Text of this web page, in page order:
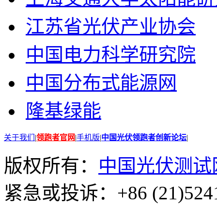
江苏省光伏产业协会
中国电力科学研究院
中国分布式能源网
隆基绿能
关于我们 |领跑者官网|手机版|中国光伏领跑者创新论坛|
版权所有： 中国光伏测试
紧急或投诉：+86